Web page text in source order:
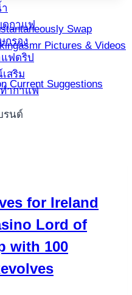
ดกาแฟ
กรอง
ฟดริป
สริม
ำกาแฟ
รนด์
Swap
Pictures & Videos
Current Suggestions
for Ireland
Lord of
with 100